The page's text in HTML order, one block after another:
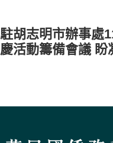
駐胡志明市辦事處
慶活動籌備會議 盼